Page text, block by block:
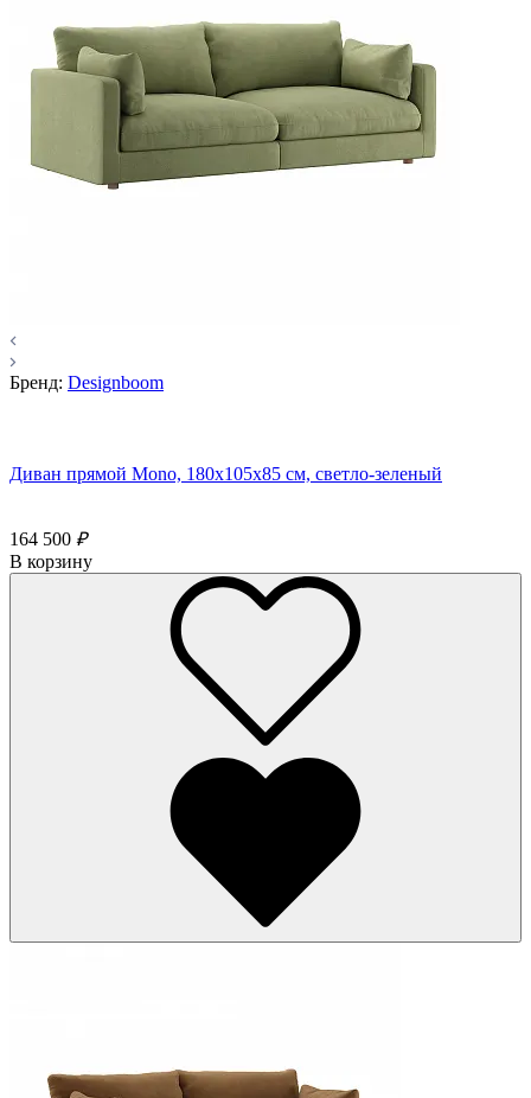
Бренд: Designboom
Диван прямой Mono, 180x105х85 см, светло-зеленый
164 500 ₽
В корзину